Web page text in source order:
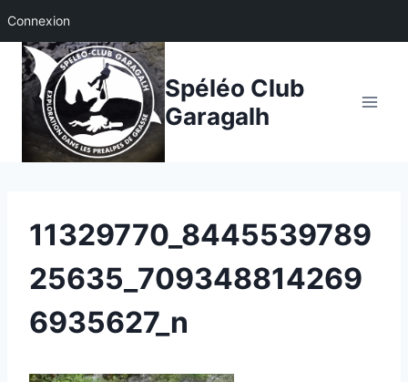
Connexion
Aller
contenu
Spéléo Club
Garagalh
11329770_8445539789
25635_709348814269
6935627_n